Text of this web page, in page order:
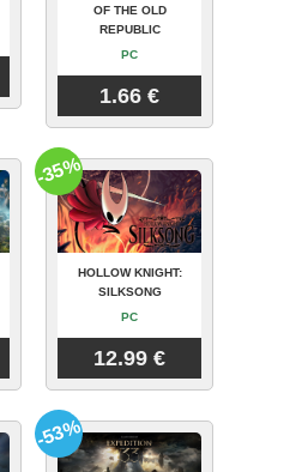
OF THE OLD
REPUBLIC
PC
1.66 €
HOLLOW KNIGHT:
SILKSONG
PC
12.99 €
-35%
-53%